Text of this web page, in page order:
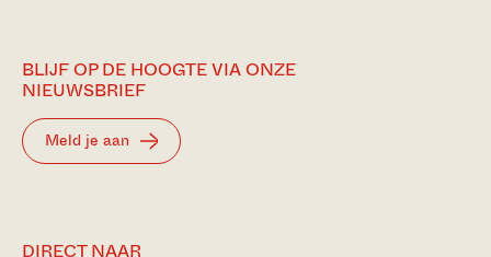
BLIJF OP DE HOOGTE VIA ONZE
NIEUWSBRIEF
Meld je aan
DIRECT NAAR